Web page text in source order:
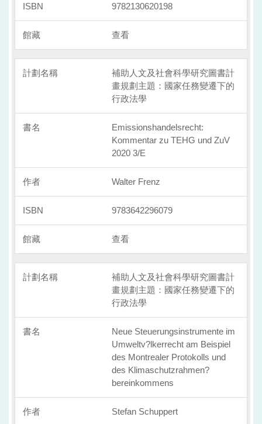
9782130620198
查看
補助人文及社會科學研究圖書計
畫規劃主題：國家任務變遷下的
行政法學
Emissionshandelsrecht:
Kommentar zu TEHG und ZuV
2020 3/E
Walter Frenz
9783642296079
查看
補助人文及社會科學研究圖書計
畫規劃主題：國家任務變遷下的
行政法學
Neue Steuerungsinstrumente im
Umweltv?lkerrecht am Beispiel
des Montrealer Protokolls und
des Klimaschutzrahmen?
bereinkommens
Stefan Schuppert